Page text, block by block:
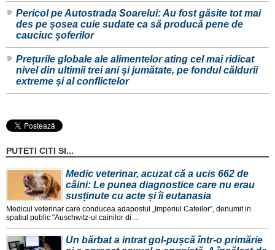
Pericol pe Autostrada Soarelui: Au fost găsite tot mai
des pe șosea cuie sudate ca să producă pene de
cauciuc șoferilor
Prețurile globale ale alimentelor ating cel mai ridicat
nivel din ultimii trei ani și jumătate, pe fondul căldurii
extreme și al conflictelor
PUTETI CITI SI...
Medic veterinar, acuzat că a ucis 662 de
câini: Le punea diagnostice care nu erau
susținute cu acte și îi eutanasia
Medicul veterinar care conducea adapostul „Imperiul Cateilor", denumit in
spatiul public "Auschwitz-ul cainilor di ...
Un bărbat a intrat gol-pușcă într-o primărie